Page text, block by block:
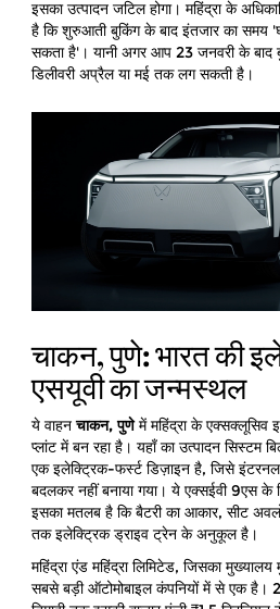
इसका उत्पादन जटिल होगा। महिंद्रा के
है कि शुरुआती बुकिंग के बाद इंतजार का समय
सकता है'। यानी अगर आप 23 जनवरी के बाद
डिलीवरी अप्रैल या मई तक लग सकती है।
चाकन, पुणे: भारत की
एसयूवी का जन्मस्थल
ये वाहनचाकन, पुणेमें महिंद्रा के एक्सक्लूसिव
प्लांट में बन रहा है। यहाँ का उत्पादन सिस्टम
एक इलेक्ट्रिक-फर्स्ट डिज़ाइन है, जिसे
बदलकर नहीं बनाया गया। ये एक्सईवी 9एस के
इसका मतलब है कि बैटरी का आकार, सीट
तक इलेक्ट्रिक ड्राइव ट्रेन के अनुकूल है।
महिंद्रा एंड महिंद्रा लिमिटेड, जिसका मुख्यालय
सबसे बड़ी ऑटोमोबाइल कंपनियों में से एक है।